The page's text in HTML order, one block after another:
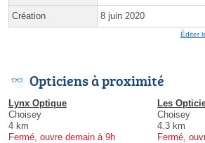
Création 8 juin 2020
Éditer
Opticiens à proximité
Lynx Optique
Choisey
4 km
Fermé, ouvre demain à 9h
Les
Choisey
4.3 km
Fermé,